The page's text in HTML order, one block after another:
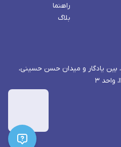
راهنما
بلاگ
بین یادگار و میدان حسن حسینی،